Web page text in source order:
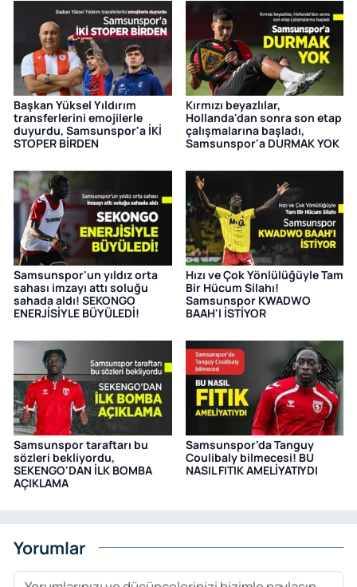
Başkan Yüksel Yıldırım
transferlerini emojilerle
duyurdu, Samsunspor'a İKİ
STOPER BİRDEN
Kırmızı beyazlılar,
Hollanda'dan sonra son etap
çalışmalarına başladı,
Samsunspor'a DURMAK YOK
Samsunspor'un yıldız orta
sahası imzayı attı soluğu
sahada aldı! SEKONGO
ENERJİSİYLE BÜYÜLEDİ!
Hızı ve Çok Yönlülüğüyle Tam
Bir Hücum Silahı!
Samsunspor KWADWO
BAAH'I İSTİYOR
Samsunspor taraftarı bu
sözleri bekliyordu,
SEKENGO'DAN İLK BOMBA
AÇIKLAMA
Samsunspor'da Tanguy
Coulibaly bilmecesi! BU
NASIL FITIK AMELİYATIYDI
Yorumlar